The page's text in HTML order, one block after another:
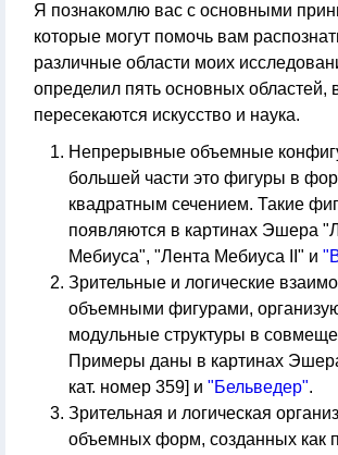
Я познакомлю вас с основными
которые могут помочь вам
различные области моих
определил пять основных областей,
пересекаются искусство и наука.
Непрерывные объемные
большей части это фигуры в
квадратным сечением. Такие
появляются в картинах Эшера
Мебиуса", "Лента Мебиуса II" и
Зрительные и логические
объемными фигурами,
модульные структуры в
Примеры даны в картинах
кат. номер 359] и "Бельведер".
Зрительная и логическая
объемных форм, созданных как